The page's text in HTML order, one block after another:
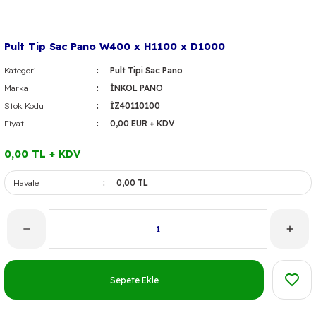
Pult Tip Sac Pano W400 x H1100 x D1000
Kategori
Pult Tipi Sac Pano
Marka
İNKOL PANO
Stok Kodu
İZ40110100
Fiyat
0,00 EUR + KDV
0,00 TL + KDV
Havale 0,00 TL
Sepete Ekle